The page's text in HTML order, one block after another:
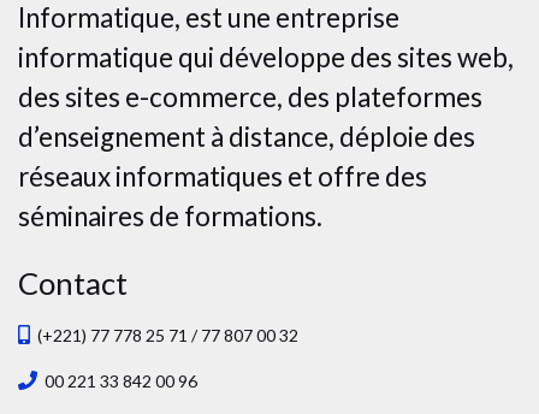
Informatique, est une entreprise
informatique qui développe des sites web,
des sites e-commerce, des plateformes
d’enseignement à distance, déploie des
réseaux informatiques et offre des
séminaires de formations.
Contact
(+221) 77 778 25 71 / 77 807 00 32
00 221 33 842 00 96